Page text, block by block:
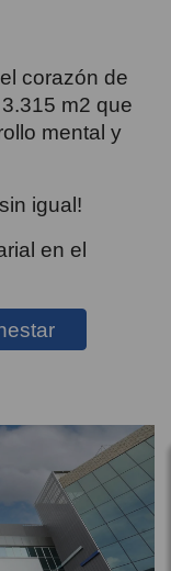
corazón de
m2 que
mental y
igual!
en el